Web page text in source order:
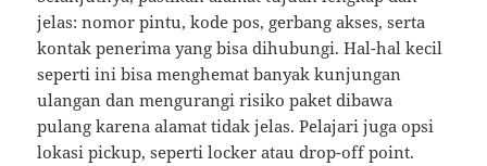
jelas: nomor pintu, kode pos, gerbang akses, serta
kontak penerima yang bisa dihubungi. Hal-hal kecil
seperti ini bisa menghemat banyak kunjungan
ulangan dan mengurangi risiko paket dibawa
pulang karena alamat tidak jelas. Pelajari juga opsi
lokasi pickup, seperti locker atau drop-off point.